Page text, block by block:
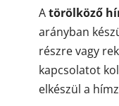
Atörölköző
arányban
részre vagy
kapcsolatot
elkészül a